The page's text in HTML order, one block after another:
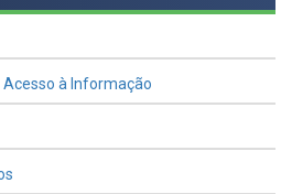
à Informação